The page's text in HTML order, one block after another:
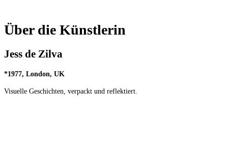
Über die Künstlerin
Jess de Zilva
*1977, London, UK
Visuelle Geschichten, verpackt und reflektiert.